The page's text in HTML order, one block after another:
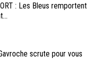
: Les Bleus remportent
scrute pour vous